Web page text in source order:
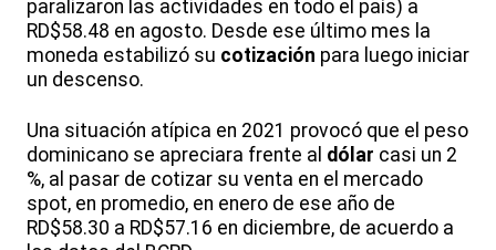
paralizaron las actividades en todo el país) a
RD$58.48 en agosto. Desde ese último mes la
moneda estabilizó su cotización para luego iniciar
un descenso.
Una situación atípica en 2021 provocó que el peso
dominicano se apreciara frente al dólar casi un 2
%, al pasar de cotizar su venta en el mercado
spot, en promedio, en enero de ese año de
RD$58.30 a RD$57.16 en diciembre, de acuerdo a